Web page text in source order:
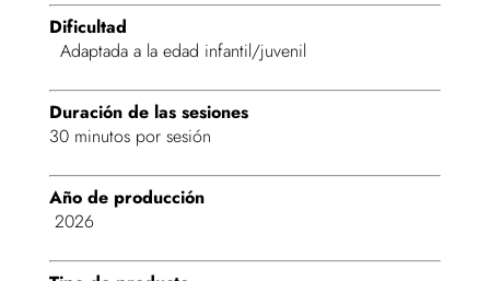
Dificultad
Adaptada a la edad infantil/juvenil
Duración de las sesiones
30 minutos por sesión
Año de producción
2026